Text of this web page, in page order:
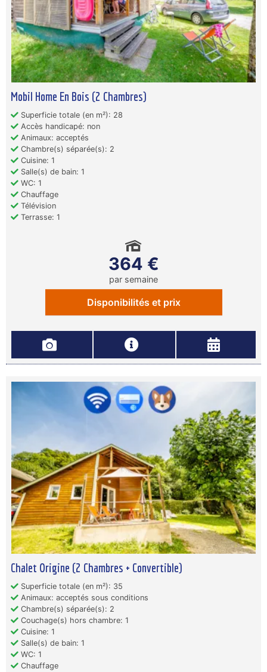
Mobil Home En Bois (2 Chambres)
Superficie totale (en m²): 28
Accès handicapé: non
Animaux: acceptés
Chambre(s) séparée(s): 2
Cuisine: 1
Salle(s) de bain: 1
WC: 1
Chauffage
Télévision
Terrasse: 1
364 €
par semaine
Disponibilités et prix
Chalet Origine (2 Chambres + Convertible)
Superficie totale (en m²): 35
Animaux: acceptés sous conditions
Chambre(s) séparée(s): 2
Couchage(s) hors chambre: 1
Cuisine: 1
Salle(s) de bain: 1
WC: 1
Chauffage